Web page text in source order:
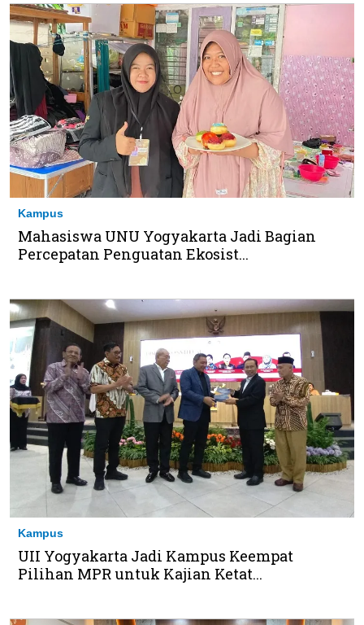
Kampus
Mahasiswa UNU Yogyakarta Jadi Bagian
Percepatan Penguatan Ekosist...
Kampus
UII Yogyakarta Jadi Kampus Keempat
Pilihan MPR untuk Kajian Ketat...